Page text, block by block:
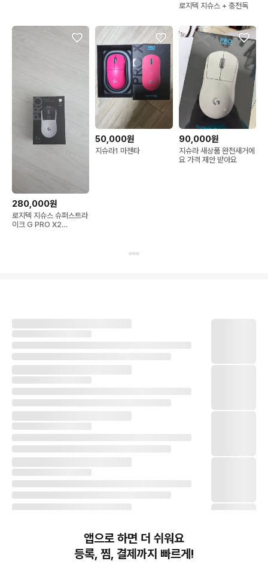
로지텍 지슈스 + 충전독
280,000원
로지텍 지슈스 슈퍼스트라
이크 G PRO X2
50,000원
지슈라1 마젠타
90,000원
지슈라 새상품 완전새거에
요 가격 제안 받아요
앱으로 하면 더 쉬워요
등록, 찜, 결제까지 빠르게!